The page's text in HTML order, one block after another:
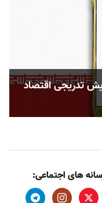
تدریجی اقتصاد
های اجتماعی: